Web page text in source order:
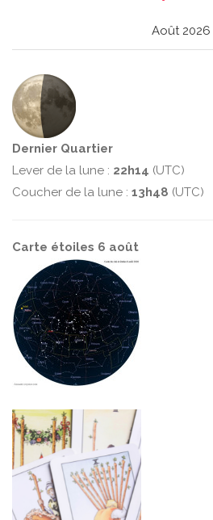
Août 2026
Dernier Quartier
Lever de la lune : 22h14 (UTC)
Coucher de la lune : 13h48 (UTC)
Carte étoiles 6 août